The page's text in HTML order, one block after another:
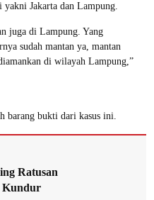
Jakarta dan Lampung.
juga di Lampung. Yang
sudah mantan ya, mantan
di wilayah Lampung,”
barang bukti dari kasus ini.
Ratusan
Kundur